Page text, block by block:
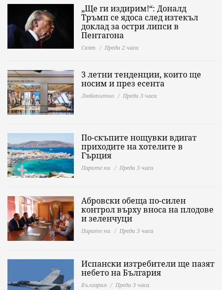
„Ще ги издирим!“: Доналд
Тръмп се ядоса след изтекъл
доклад за остри липси в
Пентагона
Свят Преди 2 часа
3 летни тенденции, които ще
носим и през есента
Любопитно Преди 3 часа
По-скъпите нощувки вдигат
приходите на хотелите в
Гърция
Парите ни Преди 3 часа
Абровски обеща по-силен
контрол върху вноса на плодове
и зеленчуци
Парите ни Преди 3 часа
Испански изтребители ще пазят
небето на България
България Преди 3 часа